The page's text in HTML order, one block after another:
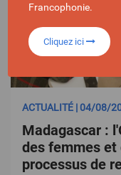
ACTUALITÉ | 04/08/
Madagascar :
des femmes et
processus de
Francophonie.
Cliquez ici